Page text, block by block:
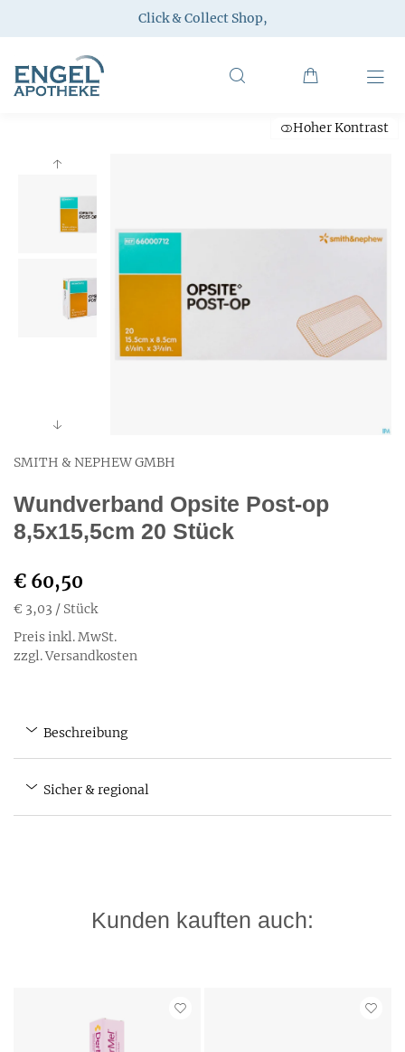
Click & Collect Shop,
Hoher Kontrast
SMITH & NEPHEW GMBH
Wundverband Opsite Post-op
8,5x15,5cm 20 Stück
€ 60,50
€ 3,03 / Stück
Preis inkl. MwSt.
zzgl. Versandkosten
Beschreibung
Sicher & regional
Kunden kauften auch: